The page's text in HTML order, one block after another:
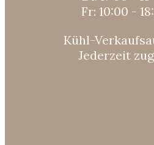
Fr: 10:00 -
Kühl-
Jederzeit